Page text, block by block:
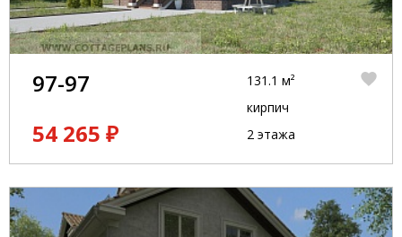
97-97
54 265 ₽
131.1 м²
кирпич
2 этажа